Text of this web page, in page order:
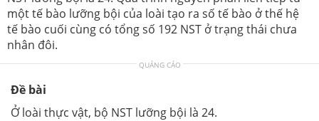
một tế bào lưỡng bội của loài tạo ra số tế bào ở thế hệ
tế bào cuối cùng có tổng số 192 NST ở trạng thái chưa
nhân đôi.
QUẢNG CÁO
Đề bài
Ở loài thực vật, bộ NST lưỡng bội là 24.